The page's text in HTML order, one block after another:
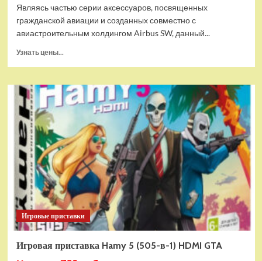
Являясь частью серии аксессуаров, посвященных
гражданской авиации и созданных совместно с
авиастроительным холдингом Airbus SW, данный...
Узнать цены...
Дополнительный
модуль
Thrustmaster
Quadrant
Add-
on
Airbus
Edition
ww
Игровые приставки
Игровая приставка Hamy 5 (505-в-1) HDMI GTA